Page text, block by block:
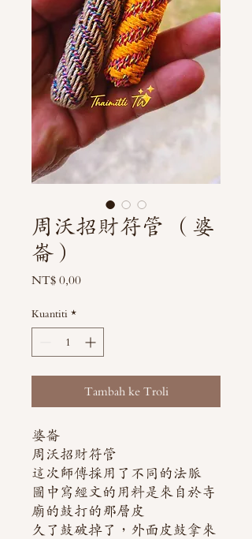
周沃招財符管 （婆
崙）
NT$ 0,00Harga
Kuantiti *
Tambah ke Troli
婆崙
周沃招財符管
這次師傅採用了不同的法脈
圖中寫經文的用料是來自於寺
廟的鼓打的那層皮
久了鼓破掉了，外面皮鼓拿來